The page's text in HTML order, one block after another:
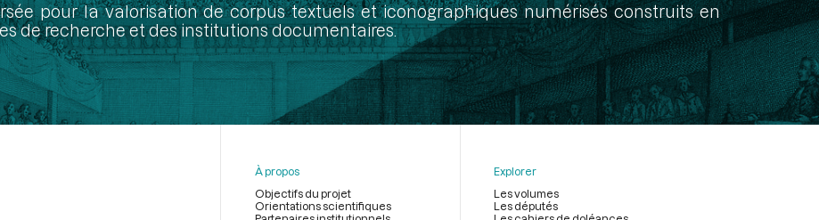
pour la valorisation de corpus textuels et iconographiques numérisés construits en
de recherche et des institutions documentaires.
À propos
Objectifs du projet
Orientations scientifiques
Explorer
Les volumes
Les députés